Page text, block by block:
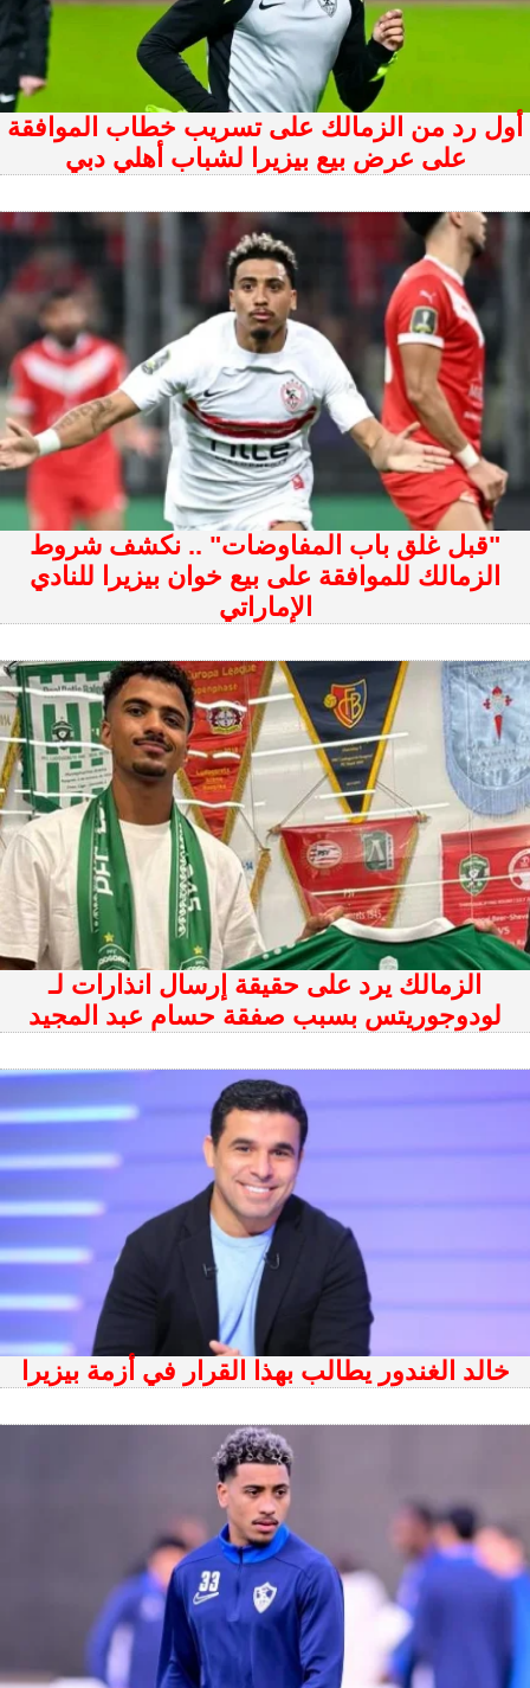
أول رد من الزمالك على تسريب خطاب الموافقة
على عرض بيع بيزيرا لشباب أهلي دبي
"قبل غلق باب المفاوضات" .. نكشف شروط
الزمالك للموافقة على بيع خوان بيزيرا للنادي
الإماراتي
الزمالك يرد على حقيقة إرسال انذارات لـ
لودوجوريتس بسبب صفقة حسام عبد المجيد
خالد الغندور يطالب بهذا القرار في أزمة بيزيرا